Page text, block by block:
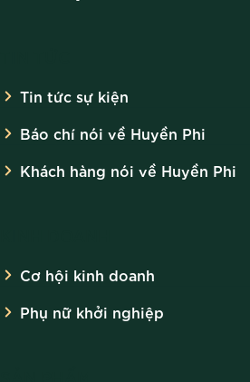
Tin tức sự kiện
Báo chí nói về Huyền Phi
Khách hàng nói về Huyền Phi
Cơ hội kinh doanh
Phụ nữ khởi nghiệp